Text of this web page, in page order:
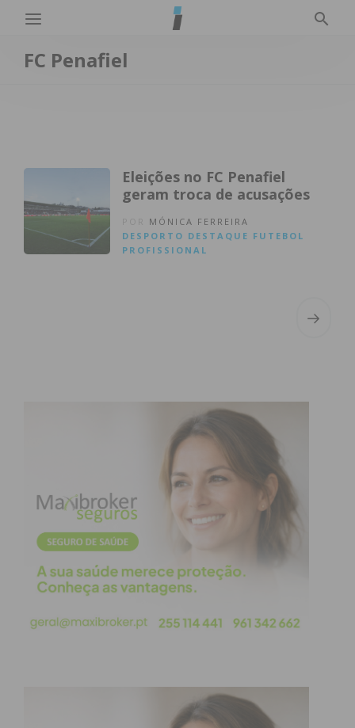
FC Penafiel
Eleições no FC Penafiel
geram troca de acusações
MÓNICA FERREIRA
DESPORTO DESTAQUE FUTEBOL
PROFISSIONAL